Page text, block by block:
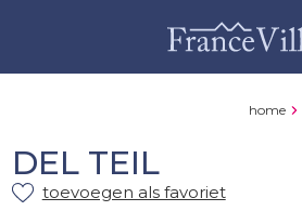
home
DEL TEIL
toevoegen als favoriet